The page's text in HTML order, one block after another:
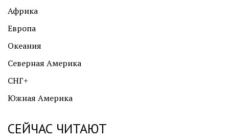
Африка
Европа
Океания
Северная Америка
СНГ+
Южная Америка
СЕЙЧАС ЧИТАЮТ